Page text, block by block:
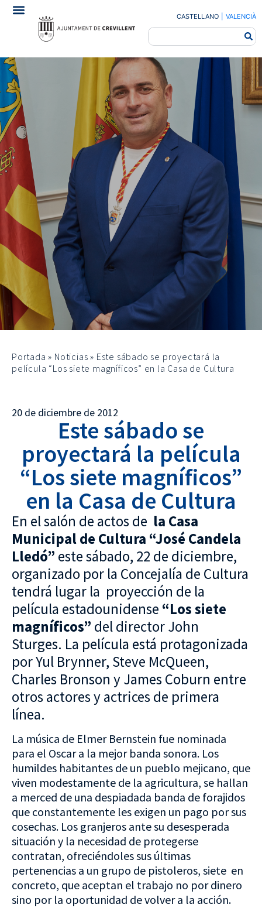
CASTELLANO VALENCIÀ
Portada » Noticias » Este sábado se proyectará la
película “Los siete magníficos” en la Casa de Cultura
20 de diciembre de 2012
Este sábado se
proyectará la película
“Los siete magníficos”
en la Casa de Cultura
En el salón de actos de la Casa
Municipalde Cultura “José Candela
Lledó” este sábado, 22 de diciembre,
organizado por la Concejalía de Cultura
tendrá lugar la proyección de la
película estadounidense “Los siete
magníficos” del director John
Sturges. La película está protagonizada
por Yul Brynner, Steve McQueen,
Charles Bronson y James Coburn entre
otros actores y actrices de primera
línea.
La música de Elmer Bernstein fue nominada
para el Oscar a la mejor banda sonora. Los
humildes habitantes de un pueblo mejicano, que
viven modestamente de la agricultura, se hallan
a merced de una despiadada banda de forajidos
que constantemente les exigen un pago por sus
cosechas. Los granjeros ante su desesperada
situación y la necesidad de protegerse
contratan, ofreciéndoles sus últimas
pertenencias a un grupo de pistoleros, siete en
concreto, que aceptan el trabajo no por dinero
sino por la oportunidad de volver a la acción.